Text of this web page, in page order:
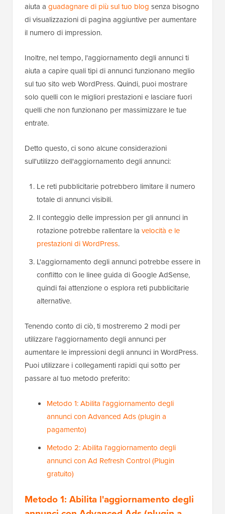
aiuta a guadagnare di più sul tuo blog senza bisogno
di visualizzazioni di pagina aggiuntive per aumentare
il numero di impression.
Inoltre, nel tempo, l'aggiornamento degli annunci ti
aiuta a capire quali tipi di annunci funzionano meglio
sul tuo sito web WordPress. Quindi, puoi mostrare
solo quelli con le migliori prestazioni e lasciare fuori
quelli che non funzionano per massimizzare le tue
entrate.
Detto questo, ci sono alcune considerazioni
sull'utilizzo dell'aggiornamento degli annunci:
Le reti pubblicitarie potrebbero limitare il numero
totale di annunci visibili.
Il conteggio delle impression per gli annunci in
rotazione potrebbe rallentare la velocità e le
prestazioni di WordPress.
L'aggiornamento degli annunci potrebbe essere in
conflitto con le linee guida di Google AdSense,
quindi fai attenzione o esplora reti pubblicitarie
alternative.
Tenendo conto di ciò, ti mostreremo 2 modi per
utilizzare l'aggiornamento degli annunci per
aumentare le impressioni degli annunci in WordPress.
Puoi utilizzare i collegamenti rapidi qui sotto per
passare al tuo metodo preferito:
Metodo 1: Abilita l'aggiornamento degli
annunci con Advanced Ads (plugin a
pagamento)
Metodo 2: Abilita l'aggiornamento degli
annunci con Ad Refresh Control (Plugin
gratuito)
Metodo 1: Abilita l'aggiornamento degli